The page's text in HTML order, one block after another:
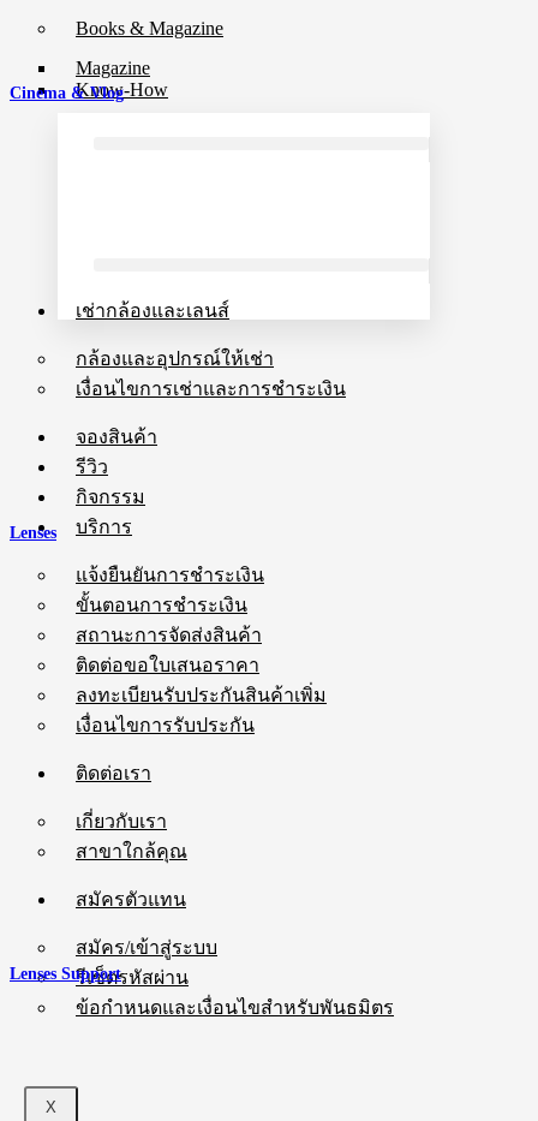
Books & Magazine
Magazine
Know-How
เช่ากล้องและเลนส์
กล้องและอุปกรณ์ให้เช่า
เงื่อนไขการเช่าและการชำระเงิน
จองสินค้า
รีวิว
กิจกรรม
บริการ
แจ้งยืนยันการชำระเงิน
ขั้นตอนการชำระเงิน
สถานะการจัดส่งสินค้า
ติดต่อขอใบเสนอราคา
ลงทะเบียนรับประกันสินค้าเพิ่ม
เงื่อนไขการรับประกัน
ติดต่อเรา
เกี่ยวกับเรา
สาขาใกล้คุณ
สมัครตัวแทน
สมัคร/เข้าสู่ระบบ
รีเซ็ตรหัสผ่าน
ข้อกำหนดและเงื่อนไขสำหรับพันธมิตร
X
Cinema & Vlog
Lenses
Lenses Support